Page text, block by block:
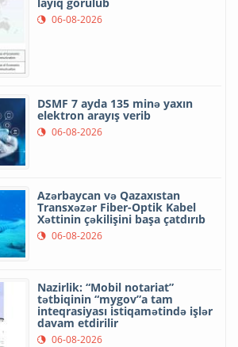
06-08-2026
DSMF 7 ayda 135 minə yaxın
elektron arayış verib
06-08-2026
Azərbaycan və Qazaxıstan
Transxəzər Fiber-Optik Kabel
Xəttinin çəkilişini başa çatdırıb
06-08-2026
Nazirlik: “Mobil notariat”
tətbiqinin “mygov”a tam
inteqrasiyası istiqamətində işlər
davam etdirilir
06-08-2026